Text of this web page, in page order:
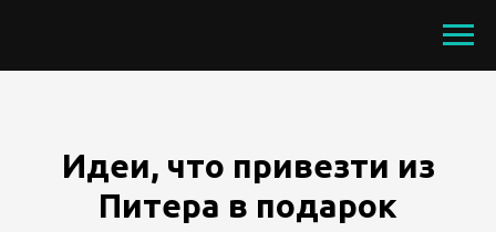
Идеи, что привезти из
Питера в подарок